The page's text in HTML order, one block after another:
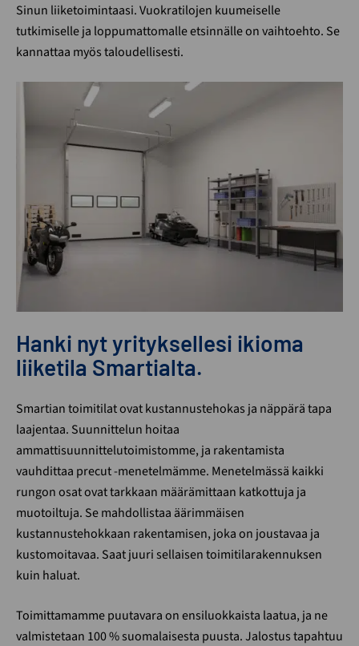
Sinun liiketoimintaasi. Vuokratilojen kuumeiselle
tutkimiselle ja loppumattomalle etsinnälle on vaihtoehto. Se
kannattaa myös taloudellisesti.
Hanki nyt yrityksellesi ikioma
liiketila Smartialta.
Smartian toimitilat ovat kustannustehokas ja näppärä tapa
laajentaa. Suunnittelun hoitaa
ammattisuunnittelutoimistomme, ja rakentamista
vauhdittaa precut -menetelmämme. Menetelmässä kaikki
rungon osat ovat tarkkaan määrämittaan katkottuja ja
muotoiltuja. Se mahdollistaa äärimmäisen
kustannustehokkaan rakentamisen, joka on joustavaa ja
kustomoitavaa. Saat juuri sellaisen toimitilarakennuksen
kuin haluat.
Toimittamamme puutavara on ensiluokkaista laatua, ja ne
valmistetaan 100 % suomalaisesta puusta. Jalostus tapahtuu